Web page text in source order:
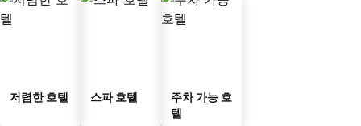
저렴한 호텔 스파 호텔
주차 가능 호
텔